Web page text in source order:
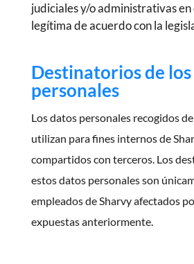
judiciales y/o administrativas en
legítima de acuerdo con la
Destinatorios de
personales
Los datos personales recogidos
utilizan para fines internos de
compartidos con terceros. Los
estos datos personales son
empleados de Sharvy afectados
expuestas anteriormente.